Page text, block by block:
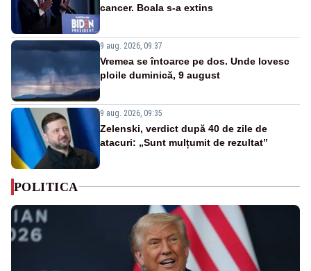
cancer. Boala s-a extins
9 aug. 2026, 09:37
Vremea se întoarce pe dos. Unde lovesc
ploile duminică, 9 august
9 aug. 2026, 09:35
Zelenski, verdict după 40 de zile de
atacuri: „Sunt mulțumit de rezultat”
POLITICA